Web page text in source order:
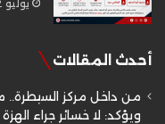
يوليو 22, 2026
أحدث المقالات
من داخل مركز السيطرة..
ويؤكد: لا خسائر جراء الهزة